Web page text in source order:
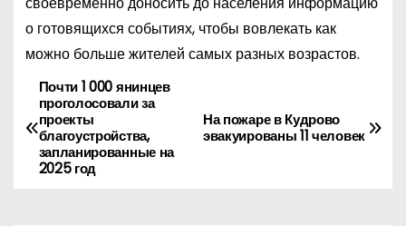
о готовящихся событиях, чтобы вовлекать как
можно больше жителей самых разных возрастов.
Н
а
в
На пожаре в Кудрово
эвакуированы 11 человек
Почти 1 000 янинцев
проголосовали за
проекты
благоустройства,
запланированные на
2025 год